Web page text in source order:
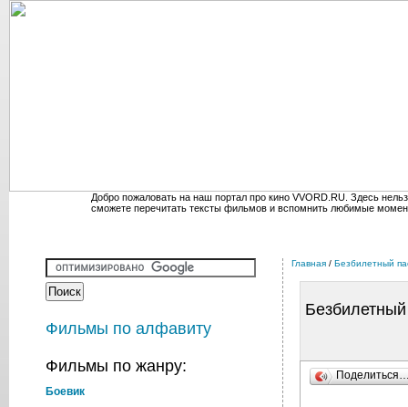
Добро пожаловать на наш портал про кино VVORD.RU. Здесь
сможете перечитать тексты фильмов и вспомнить любимые
Фильмы по алфавиту
Фильмы по жанру:
Боевик
Главная / Безбилетный